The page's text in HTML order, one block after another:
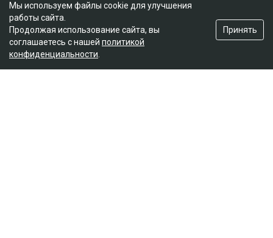
Единоборства
Истории
Олимпиада
Мы используем файлы cookie для улучшения
работы сайта.
Продолжая использование сайта, вы
соглашаетесь с нашей политикой
конфиденциальности
Принять